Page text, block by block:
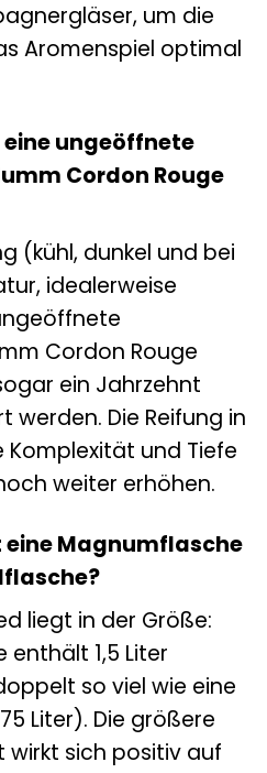
um die
Aromenspiel optimal
ungeöffnete
Cordon Rouge
(kühl, dunkel und bei
idealerweise
Cordon Rouge
ein Jahrzehnt
werden. Die Reifung in
Komplexität und Tiefe
weiter erhöhen.
Magnumflasche
liegt in der Größe:
enthält 1,5 Liter
so viel wie eine
Liter). Die größere
wirkt sich positiv auf